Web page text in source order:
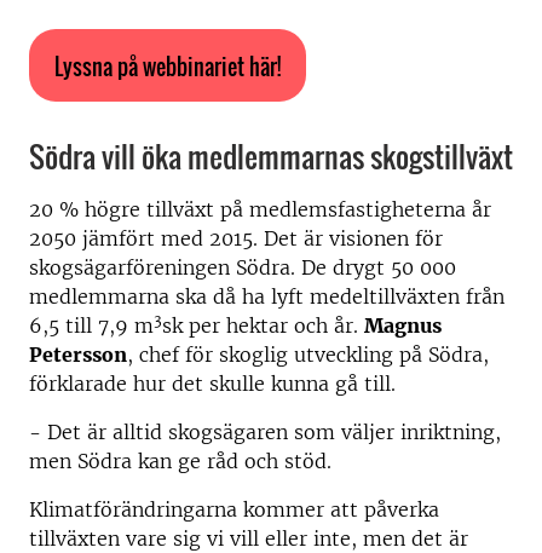
Lyssna på webbinariet här!
Södra vill öka medlemmarnas skogstillväxt
20 % högre tillväxt på medlemsfastigheterna år
2050 jämfört med 2015. Det är visionen för
skogsägarföreningen Södra. De drygt 50 000
medlemmarna ska då ha lyft medeltillväxten från
6,5 till 7,9 m3sk per hektar och år. Magnus
Petersson, chef för skoglig utveckling på Södra,
förklarade hur det skulle kunna gå till.
- Det är alltid skogsägaren som väljer inriktning,
men Södra kan ge råd och stöd.
Klimatförändringarna kommer att påverka
tillväxten vare sig vi vill eller inte, men det är